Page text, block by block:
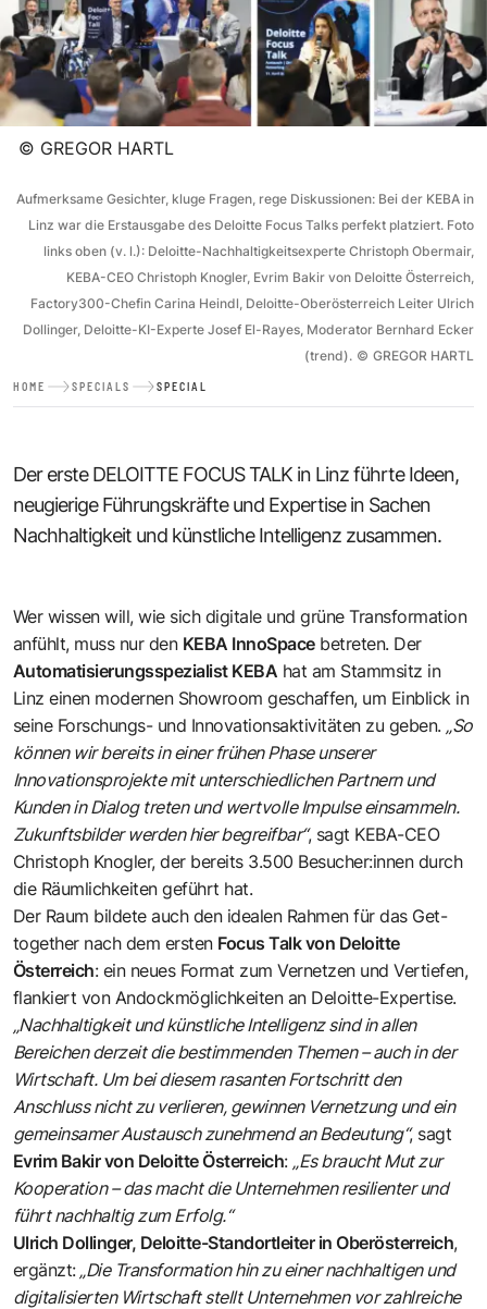
© GREGOR HARTL
Aufmerksame Gesichter, kluge Fragen, rege Diskussionen: Bei der KEBA in
Linz war die Erstausgabe des Deloitte Focus Talks perfekt platziert. Foto
links oben (v. l.): Deloitte-Nachhaltigkeitsexperte Christoph Obermair,
KEBA-CEO Christoph Knogler, Evrim Bakir von Deloitte Österreich,
Factory300-Chefin Carina Heindl, Deloitte-Oberösterreich Leiter Ulrich
Dollinger, Deloitte-KI-Experte Josef El-Rayes, Moderator Bernhard Ecker
(trend). © GREGOR HARTL
HOME SPECIALS SPECIAL
Der erste DELOITTE FOCUS TALK in Linz führte Ideen,
neugierige Führungskräfte und Expertise in Sachen
Nachhaltigkeit und künstliche Intelligenz zusammen.
Wer wissen will, wie sich digitale und grüne Transformation
anfühlt, muss nur den KEBA InnoSpace betreten. Der
Automatisierungsspezialist KEBA hat am Stammsitz in
Linz einen modernen Showroom geschaffen, um Einblick in
seine Forschungs- und Innovationsaktivitäten zu geben. „So
können wir bereits in einer frühen Phase unserer
Innovationsprojekte mit unterschiedlichen Partnern und
Kunden in Dialog treten und wertvolle Impulse einsammeln.
Zukunftsbilder werden hier begreifbar“, sagt KEBA-CEO
Christoph Knogler, der bereits 3.500 Besucher:innen durch
die Räumlichkeiten geführt hat.
Der Raum bildete auch den idealen Rahmen für das Get-
together nach dem ersten Focus Talk von Deloitte
Österreich: ein neues Format zum Vernetzen und Vertiefen,
flankiert von Andockmöglichkeiten an Deloitte-Expertise.
„Nachhaltigkeit und künstliche Intelligenz sind in allen
Bereichen derzeit die bestimmenden Themen – auch in der
Wirtschaft. Um bei diesem rasanten Fortschritt den
Anschluss nicht zu verlieren, gewinnen Vernetzung und ein
gemeinsamer Austausch zunehmend an Bedeutung“, sagt
Evrim Bakir von Deloitte Österreich: „Es braucht Mut zur
Kooperation – das macht die Unternehmen resilienter und
führt nachhaltig zum Erfolg.“
Ulrich Dollinger, Deloitte-Standortleiter in Oberösterreich,
ergänzt: „Die Transformation hin zu einer nachhaltigen und
digitalisierten Wirtschaft stellt Unternehmen vor zahlreiche